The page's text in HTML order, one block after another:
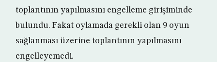
toplantının yapılmasını engelleme girişiminde
bulundu. Fakat oylamada gerekli olan 9 oyun
sağlanması üzerine toplantının yapılmasını
engelleyemedi.